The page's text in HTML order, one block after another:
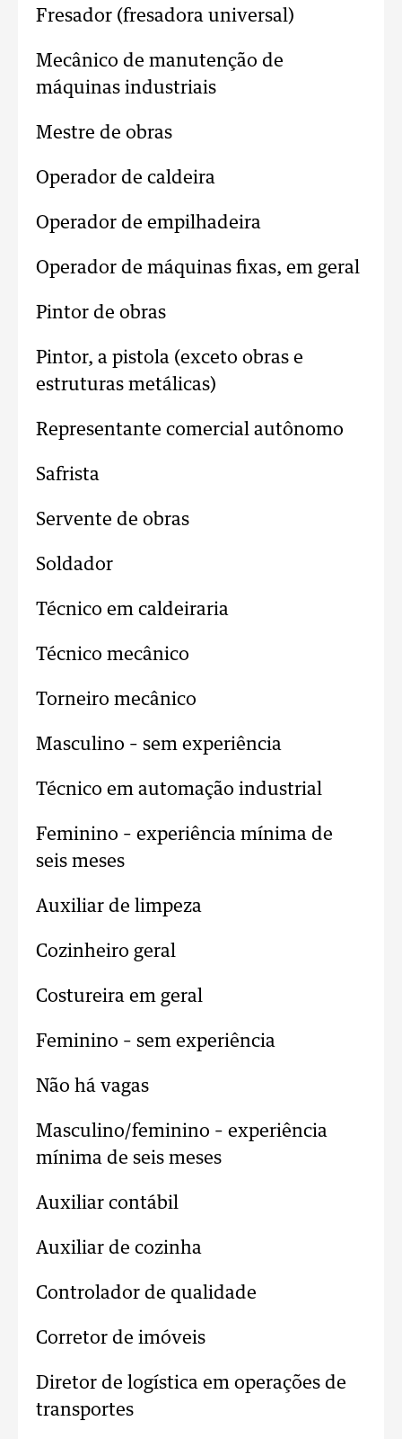
Fresador (fresadora universal)
Mecânico de manutenção de
máquinas industriais
Mestre de obras
Operador de caldeira
Operador de empilhadeira
Operador de máquinas fixas, em geral
Pintor de obras
Pintor, a pistola (exceto obras e
estruturas metálicas)
Representante comercial autônomo
Safrista
Servente de obras
Soldador
Técnico em caldeiraria
Técnico mecânico
Torneiro mecânico
Masculino – sem experiência
Técnico em automação industrial
Feminino – experiência mínima de
seis meses
Auxiliar de limpeza
Cozinheiro geral
Costureira em geral
Feminino – sem experiência
Não há vagas
Masculino/feminino – experiência
mínima de seis meses
Auxiliar contábil
Auxiliar de cozinha
Controlador de qualidade
Corretor de imóveis
Diretor de logística em operações de
transportes